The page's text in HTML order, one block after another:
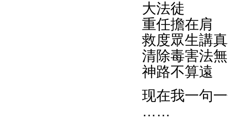
大法徒
重任擔在肩
救度眾生講
清除毒害法
神路不算遠
现在我一句
……